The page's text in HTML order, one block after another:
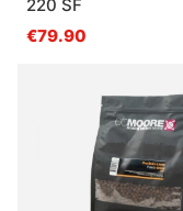
220 SF
€79.90